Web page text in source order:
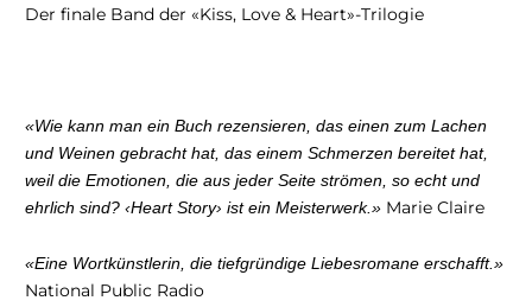
Der finale Band der «Kiss, Love & Heart»-Trilogie
«Wie kann man ein Buch rezensieren, das einen zum Lachen
und Weinen gebracht hat, das einem Schmerzen bereitet hat,
weil die Emotionen, die aus jeder Seite strömen, so echt und
ehrlich sind? ‹Heart Story› ist ein Meisterwerk.» Marie Claire
«Eine Wortkünstlerin, die tiefgründige Liebesromane erschafft.»
National Public Radio